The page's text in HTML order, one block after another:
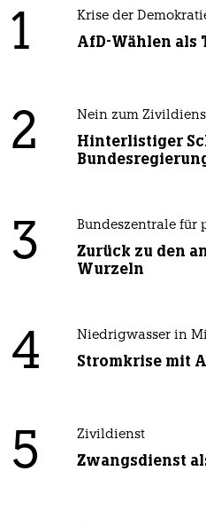
1 Krise der
AfD-Wählen als
2 Nein zum
Hinterlistiger
3 Bundeszentrale für
Zurück zu den
Wurzeln
4 Niedrigwasser in
Stromkrise mit
5 Zivildienst
Zwangsdienst